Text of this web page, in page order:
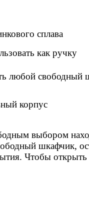
сплава
как ручку
любой свободный
корпус
выбором
шкафчик,
Чтобы